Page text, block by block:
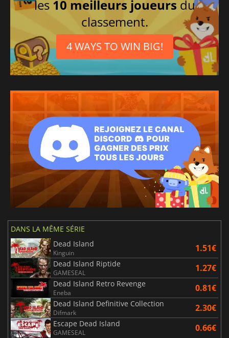
les 10 meilleurs joueurs du
classement.
4 WAYS TO WIN BIG!
DANS LA MÊME SÉRIE
Dead Island
Kinguin 1.51€
Dead Island Riptide
GAMESEAL 1.27€
Dead Island Retro Revenge
Eneba 0.81€
Dead Island Definitive Collection
Difmark 2.30€
Escape Dead Island
GAMESEAL 0.66€